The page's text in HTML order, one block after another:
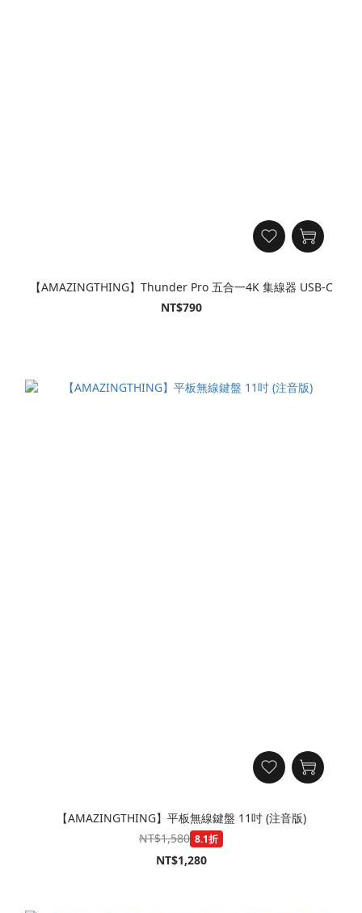
【AMAZINGTHING】Thunder Pro 五合一4K 集線器 USB-C
NT$790
【AMAZINGTHING】平板無線鍵盤 11吋 (注音版)
NT$1,580 8.1折
NT$1,280